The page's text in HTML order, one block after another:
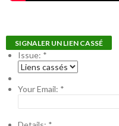
SIGNALER UN LIEN CASSÉ
Issue: *
Your Email: *